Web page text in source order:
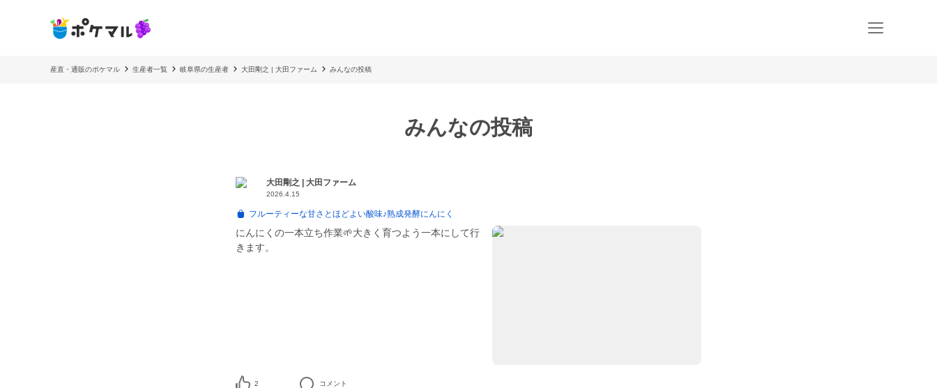
産直・通販のポケマル 生産者一覧 岐阜県の生産者 大田剛之 | 大田ファーム みんなの投稿
みんなの投稿
大田剛之 | 大田ファーム
2026.4.15
フルーティーな甘さとほどよい酸味♪熟成発酵にんにく
にんにくの一本立ち作業🌱大きく育つよう一本にして行
きます。
2 コメント